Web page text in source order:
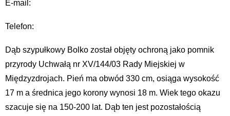
E-mail:
Telefon:
Dąb szypułkowy Bolko został objęty ochroną jako pomnik
przyrody Uchwałą nr XV/144/03 Rady Miejskiej w
Międzyzdrojach. Pień ma obwód 330 cm, osiąga wysokość
17 m a średnica jego korony wynosi 18 m. Wiek tego okazu
szacuje się na 150-200 lat. Dąb ten jest pozostałością